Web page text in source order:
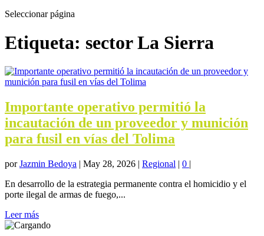
Seleccionar página
Etiqueta: sector La Sierra
Importante operativo permitió la
incautación de un proveedor y munición
para fusil en vías del Tolima
porJazmin Bedoya | May 28, 2026 | Regional | 0 |
En desarrollo de la estrategia permanente contra el homicidio y el
porte ilegal de armas de fuego,...
Leer más